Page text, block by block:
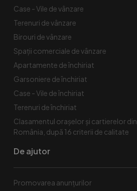
Case - Vile de vânzare
Terenuri de vânzare
Birouri de vânzare
Spaţii comerciale de vânzare
Apartamente de închiriat
Garsoniere de închiriat
Case - Vile de închiriat
Terenuri de închiriat
Clasamentul orașelor și cartierelor din
România, după 16 criterii de calitate
De ajutor
Promovarea anunțurilor